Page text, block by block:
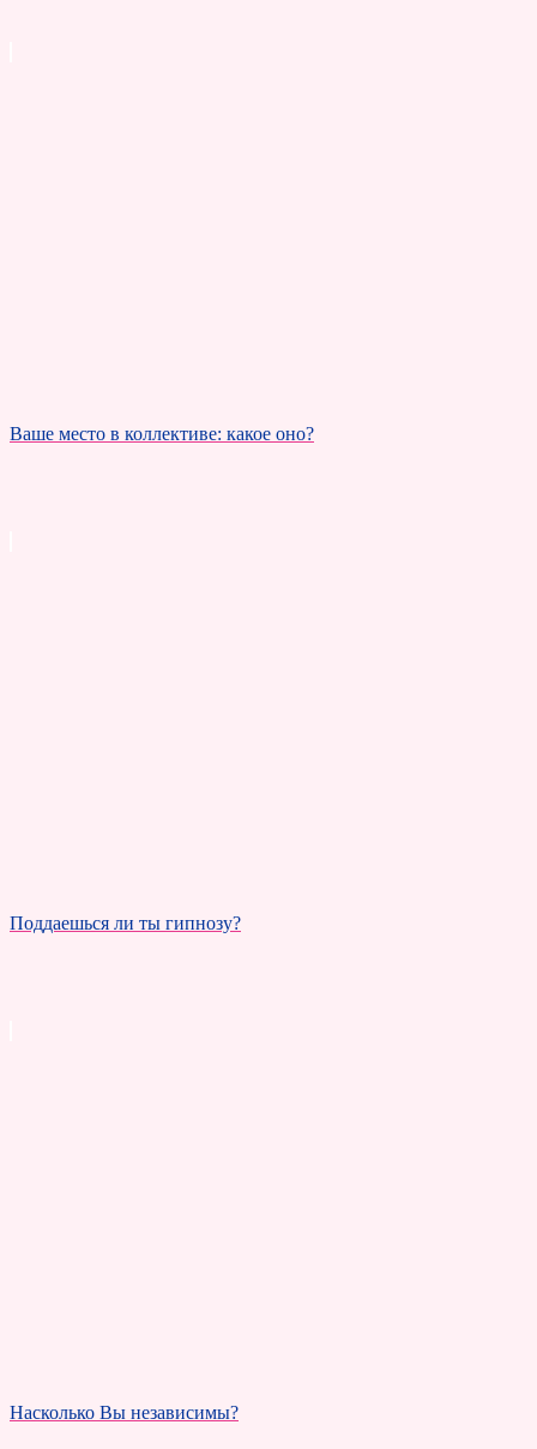
Ваше место в коллективе: какое оно?
Поддаешься ли ты гипнозу?
Насколько Вы независимы?